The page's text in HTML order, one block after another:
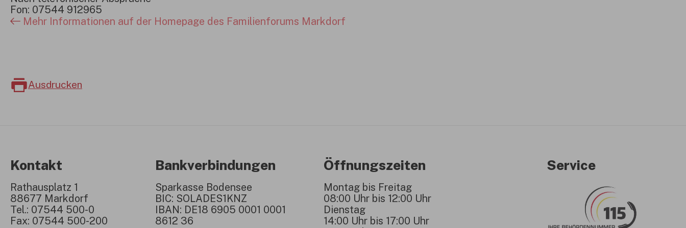
Fon: 07544 912965
Mehr Informationen auf der Homepage des Familienforums Markdorf
Ausdrucken
Kontakt
Rathausplatz 1
88677 Markdorf
Tel.: 07544 500-0
Fax: 07544 500-200
Bankverbindungen
Sparkasse Bodensee
BIC: SOLADES1KNZ
IBAN: DE18 6905 0001 0001
8612 36
Öffnungszeiten
Montag bis Freitag
08:00 Uhr bis 12:00 Uhr
Dienstag
14:00 Uhr bis 17:00 Uhr
Service